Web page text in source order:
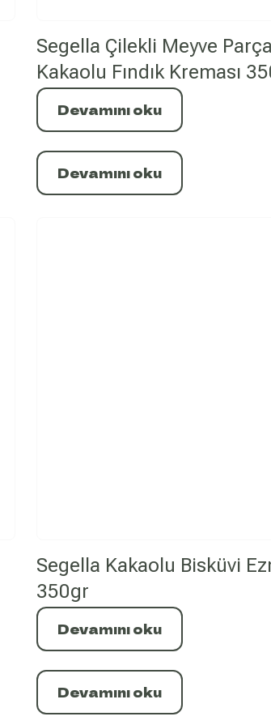
Segella Çilekli Meyve
Kakaolu Fındık Kreması
Devamını oku
Devamını oku
Segella Kakaolu Bisküvi
350gr
Devamını oku
Devamını oku